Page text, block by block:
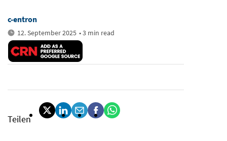
c-entron
12. September 2025 • 3 min read
Teilen